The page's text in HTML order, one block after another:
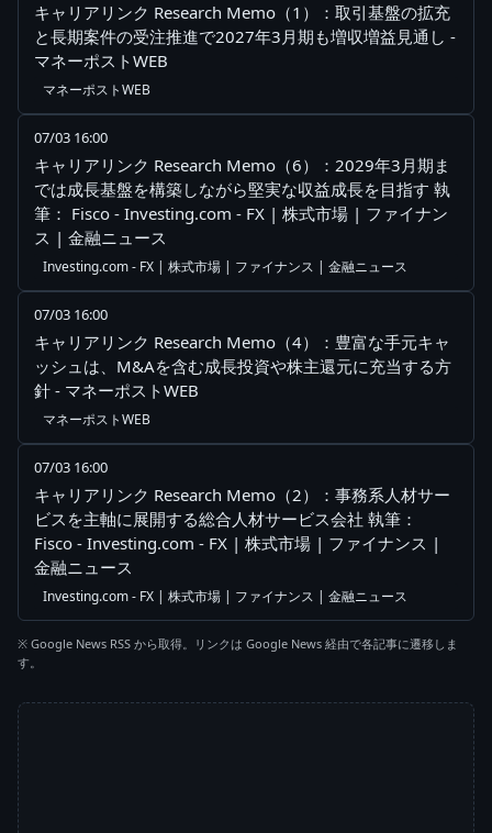
キャリアリンク Research Memo（1）：取引基盤の拡充
と長期案件の受注推進で2027年3月期も増収増益見通し -
マネーポストWEB
マネーポストWEB
07/03 16:00
キャリアリンク Research Memo（6）：2029年3月期ま
では成長基盤を構築しながら堅実な収益成長を目指す 執
筆： Fisco - Investing.com - FX | 株式市場 | ファイナン
ス | 金融ニュース
Investing.com - FX | 株式市場 | ファイナンス | 金融ニュース
07/03 16:00
キャリアリンク Research Memo（4）：豊富な手元キャ
ッシュは、M&Aを含む成長投資や株主還元に充当する方
針 - マネーポストWEB
マネーポストWEB
07/03 16:00
キャリアリンク Research Memo（2）：事務系人材サー
ビスを主軸に展開する総合人材サービス会社 執筆：
Fisco - Investing.com - FX | 株式市場 | ファイナンス |
金融ニュース
Investing.com - FX | 株式市場 | ファイナンス | 金融ニュース
※ Google News RSS から取得。リンクは Google News 経由で各記事に遷移しま
す。